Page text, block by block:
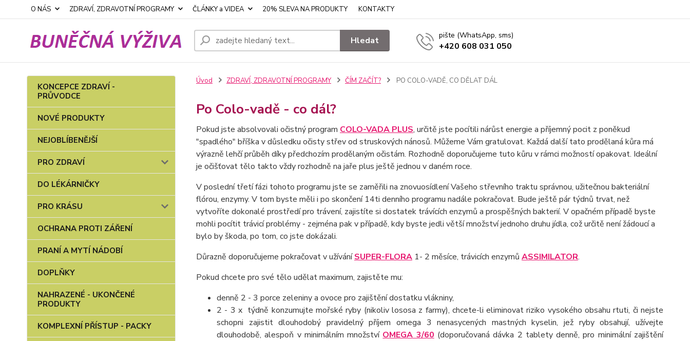
O NÁS ZDRAVÍ, ZDRAVOTNÍ PROGRAMY ČLÁNKY a VIDEA 20% SLEVA NA PRODUKTY KONTAKTY
Hledat pište (WhatsApp, sms)
+420 608 031 050
KONCEPCE ZDRAVÍ -
PRŮVODCE
NOVÉ PRODUKTY
NEJOBLÍBENĚJŠÍ
PRO ZDRAVÍ
DO LÉKÁRNIČKY
PRO KRÁSU
OCHRANA PROTI ZÁŘENÍ
PRANÍ A MYTÍ NÁDOBÍ
DOPLŇKY
NAHRAZENÉ - UKONČENÉ
PRODUKTY
KOMPLEXNÍ PŘÍSTUP - PACKY
Úvod ZDRAVÍ, ZDRAVOTNÍ PROGRAMY ČÍM ZAČÍT? PO COLO-VADĚ, CO DĚLAT DÁL
Po Colo-vadě - co dál?
Pokud jste absolvovali očistný program COLO-VADA PLUS, určitě jste pocítili nárůst energie a příjemný pocit z poněkud
"spadlého" bříška v důsledku očisty střev od struskových nánosů. Můžeme Vám gratulovat. Každá další tato prodělaná kůra má
výrazně lehčí průběh díky předchozím prodělaným očistám. Rozhodně doporučujeme tuto kůru v rámci možností opakovat. Ideální
je očišťovat tělo takto vždy rozhodně na jaře plus ještě jednou v daném roce.
V poslední třetí fázi tohoto programu jste se zaměřili na znovuosídlení Vašeho střevního traktu správnou, užitečnou bakteriální
flórou, enzymy. V tom byste měli i po skončení 14ti denního programu nadále pokračovat. Bude ještě pár týdnů trvat, než
vytvoříte dokonalé prostředí pro trávení, zajistíte si dostatek trávících enzymů a prospěšných bakterií. V opačném případě byste
mohli pocítit trávicí problémy - zejména pak v případě, kdy byste jedli větší množství jednoho druhu jídla, což určitě není žádoucí a
bylo by škoda, po tom, co jste dokázali.
Důrazně doporučujeme pokračovat v užíváníSUPER-FLORA1- 2 měsíce, trávicích enzymů ASSIMILATOR.
Pokud chcete pro své tělo udělat maximum, zajistěte mu:
denně 2 - 3 porce zeleniny a ovoce pro zajištění dostatku vlákniny,
2 - 3 x týdně konzumujte mořské ryby (nikoliv lososa z farmy), chcete-li eliminovat riziko vysokého obsahu rtuti, či nejste
schopni zajistit dlouhodobý pravidelný příjem omega 3 nenasycených mastných kyselin, jež ryby obsahují, užívejte
dlouhodobě, alespoň v minimálním množství OMEGA 3/60 (doporučovaná dávka 2 tablety denně, pro minimální zajištění